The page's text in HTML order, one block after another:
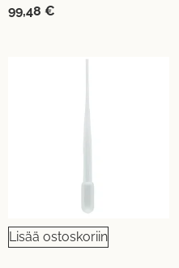
99,48 €
Lisää ostoskoriin